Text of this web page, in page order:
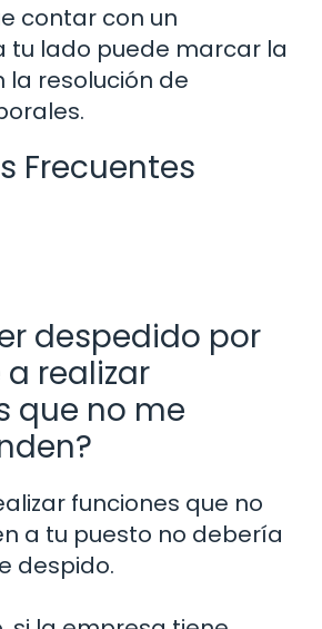
contar con un
tu lado puede marcar la
la resolución de
Frecuentes
despedido por
realizar
que no me
funciones que no
a tu puesto no debería
despido.